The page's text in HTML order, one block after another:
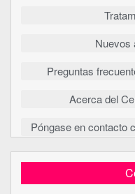
Nuevos
Preguntas
Acerca del
Póngase en contacto